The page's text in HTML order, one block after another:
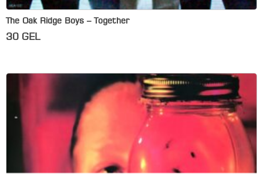
The Oak Ridge Boys – Together
30 GEL